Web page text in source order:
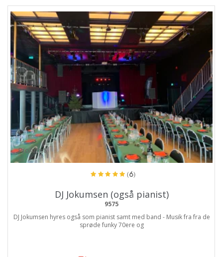
ProArtist
(6)
DJ Jokumsen (også pianist)
9575
DJ Jokumsen hyres også som pianist samt med band - Musik fra fra de
sprøde funky 70ere og